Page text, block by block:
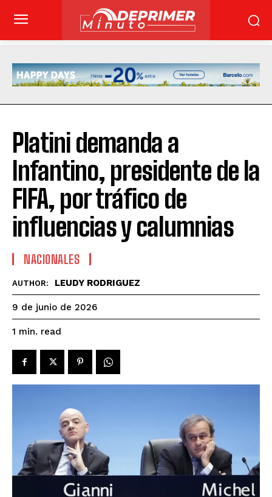
Platini demanda a
Infantino, presidente de la
FIFA, por tráfico de
influencias y calumnias
NACIONALES
AUTHOR: LEUDY RODRIGUEZ
9 de junio de 2026
1 min. read